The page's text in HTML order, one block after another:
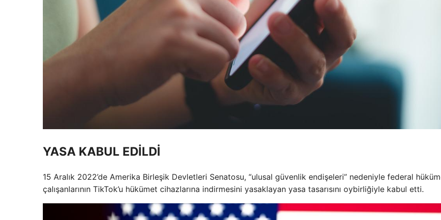
YASA KABUL EDİLDİ
15 Aralık 2022’de Amerika Birleşik Devletleri Senatosu, “ulusal güvenlik endişeleri” nedeniyle federal
çalışanlarının TikTok’u hükümet cihazlarına indirmesini yasaklayan yasa tasarısını oybirliğiyle kabul etti.